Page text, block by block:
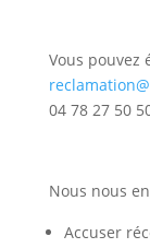
Vous pouvez
04 78 27 50
Nous nous
Accuser